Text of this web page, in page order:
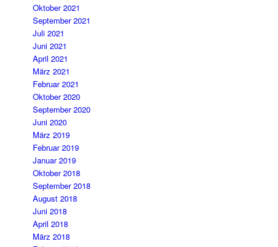
Oktober 2021
September 2021
Juli 2021
Juni 2021
April 2021
März 2021
Februar 2021
Oktober 2020
September 2020
Juni 2020
März 2019
Februar 2019
Januar 2019
Oktober 2018
September 2018
August 2018
Juni 2018
April 2018
März 2018